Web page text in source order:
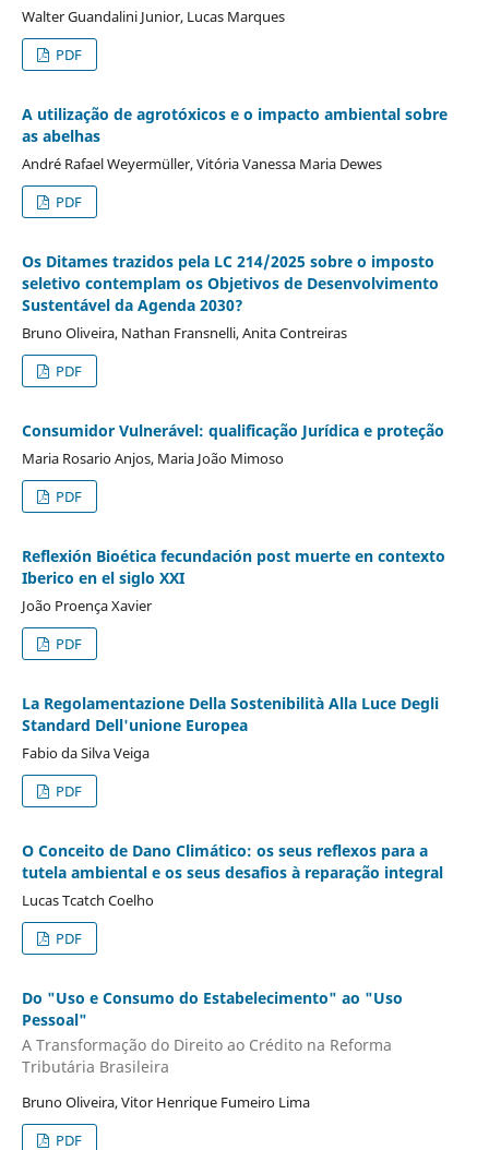
Walter Guandalini Junior, Lucas Marques
PDF
A utilização de agrotóxicos e o impacto ambiental sobre
as abelhas
André Rafael Weyermüller, Vitória Vanessa Maria Dewes
PDF
Os Ditames trazidos pela LC 214/2025 sobre o imposto
seletivo contemplam os Objetivos de Desenvolvimento
Sustentável da Agenda 2030?
Bruno Oliveira, Nathan Fransnelli, Anita Contreiras
PDF
Consumidor Vulnerável: qualificação Jurídica e proteção
Maria Rosario Anjos, Maria João Mimoso
PDF
Reflexión Bioética fecundación post muerte en contexto
Iberico en el siglo XXI
João Proença Xavier
PDF
La Regolamentazione Della Sostenibilità Alla Luce Degli
Standard Dell'unione Europea
Fabio da Silva Veiga
PDF
O Conceito de Dano Climático: os seus reflexos para a
tutela ambiental e os seus desafios à reparação integral
Lucas Tcatch Coelho
PDF
Do "Uso e Consumo do Estabelecimento" ao "Uso
Pessoal"
A Transformação do Direito ao Crédito na Reforma
Tributária Brasileira
Bruno Oliveira, Vitor Henrique Fumeiro Lima
PDF